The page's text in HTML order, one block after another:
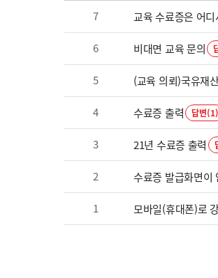
7 교육 수료증은 어
6 비대면 교육 문의
5 (교육 의뢰)국유재
4 수료증 출력 답변(1)
3 21년 수료증 출력
2 수료증 발급화면이
1 모바일(휴대폰)로